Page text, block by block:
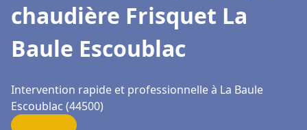
chaudière Frisquet La
Baule Escoublac
Intervention rapide et professionnelle à La Baule
Escoublac (44500)